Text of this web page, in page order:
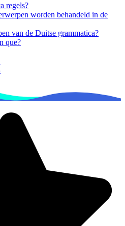
regels?
worden behandeld in de
van de Duitse grammatica?
que?